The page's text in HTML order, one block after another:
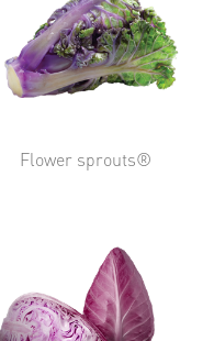
Flower sprouts®